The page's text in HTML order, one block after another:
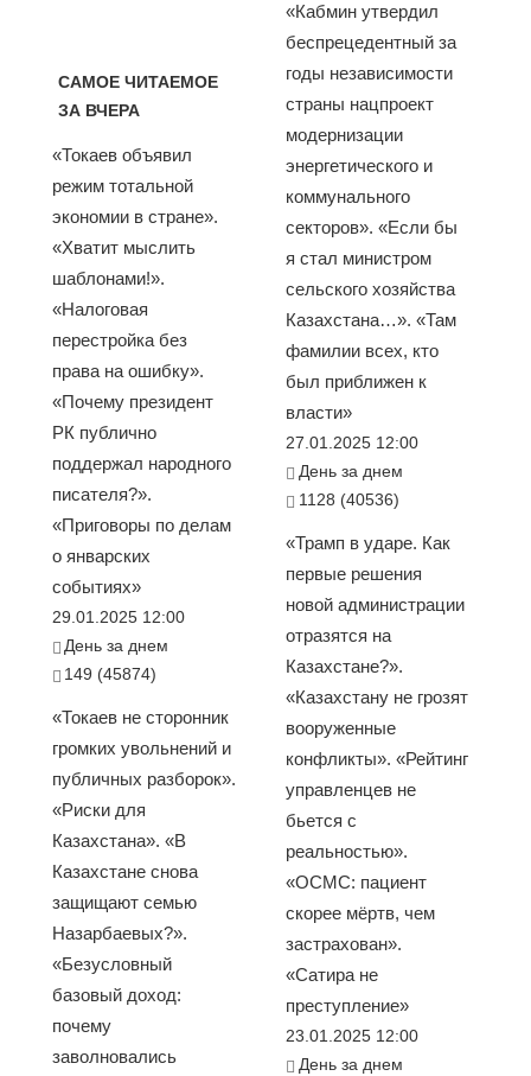
САМОЕ ЧИТАЕМОЕ
ЗА ВЧЕРА
«Токаев объявил
режим тотальной
экономии в стране».
«Хватит мыслить
шаблонами!».
«Налоговая
перестройка без
права на ошибку».
«Почему президент
РК публично
поддержал народного
писателя?».
«Приговоры по делам
о январских
событиях»
29.01.2025 12:00
День за днем
149 (45874)
«Токаев не сторонник
громких увольнений и
публичных разборок».
«Риски для
Казахстана». «В
Казахстане снова
защищают семью
Назарбаевых?».
«Безусловный
базовый доход:
почему
заволновались
«Кабмин утвердил
беспрецедентный за
годы независимости
страны нацпроект
модернизации
энергетического и
коммунального
секторов». «Если бы
я стал министром
сельского хозяйства
Казахстана…». «Там
фамилии всех, кто
был приближен к
власти»
27.01.2025 12:00
День за днем
1128 (40536)
«Трамп в ударе. Как
первые решения
новой администрации
отразятся на
Казахстане?».
«Казахстану не грозят
вооруженные
конфликты». «Рейтинг
управленцев не
бьется с
реальностью».
«ОСМС: пациент
скорее мёртв, чем
застрахован».
«Сатира не
преступление»
23.01.2025 12:00
День за днем